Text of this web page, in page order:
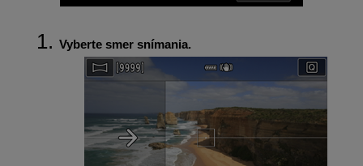
Vyberte smer snímania.